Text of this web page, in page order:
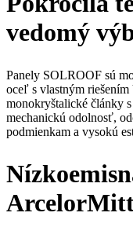
vedomý
Panely SOLROOF sú
oceľ s vlastným
monokryštalické články
mechanickú odolnosť,
podmienkam a vysokú